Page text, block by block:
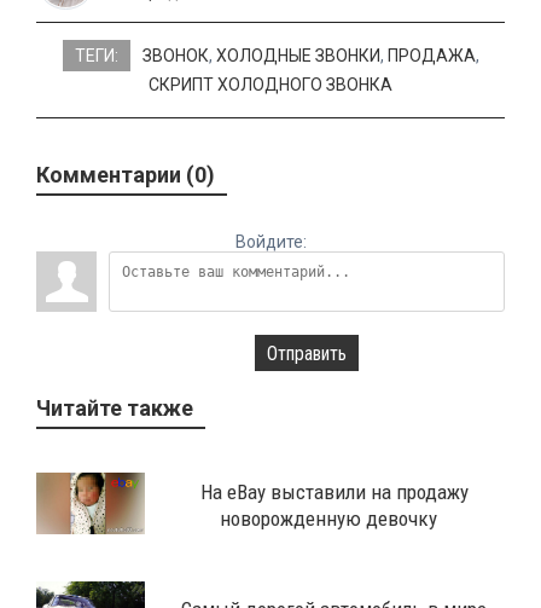
ТЕГИ: ЗВОНОК, ХОЛОДНЫЕ ЗВОНКИ, ПРОДАЖА,
СКРИПТ ХОЛОДНОГО ЗВОНКА
Комментарии (0)
Войдите:
Отправить
Читайте также
На eBay выставили на продажу
новорожденную девочку